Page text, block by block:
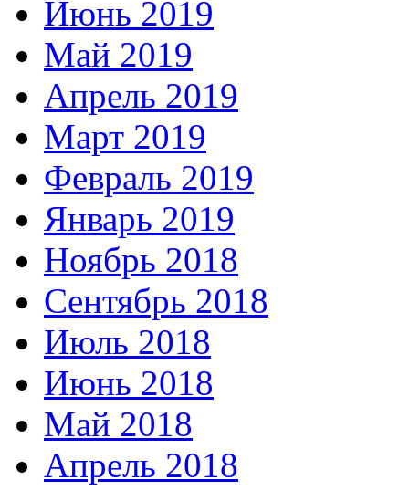
Июнь 2019
Май 2019
Апрель 2019
Март 2019
Февраль 2019
Январь 2019
Ноябрь 2018
Сентябрь 2018
Июль 2018
Июнь 2018
Май 2018
Апрель 2018